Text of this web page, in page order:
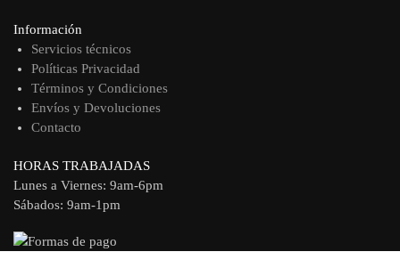
Información
Servicios técnicos
Políticas Privacidad
Términos y Condiciones
Envíos y Devoluciones
Contacto
HORAS TRABAJADAS
Lunes a Viernes: 9am-6pm
Sábados: 9am-1pm